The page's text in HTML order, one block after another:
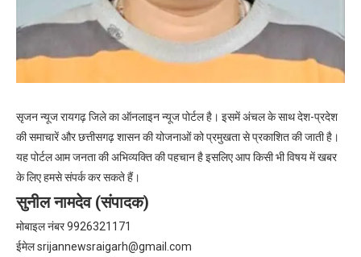
सृजन न्यूज रायगढ़ जिले का ऑनलाइन न्यूज पोर्टल है। इसमें अंचल के साथ देश-प्रदेश
की समाचारें और छत्तीसगढ़ शासन की योजनाओं को प्रमुखता से प्रकाशित की जाती है।
यह पोर्टल आम जनता की अभिव्यक्ति की पहचान है इसलिए आप किसी भी विषय में खबर
के लिए हमसे संपर्क कर सकते हैं।
सुनील नामदेव (संपादक)
मोबाइल नंबर 9926321171
ईमेलsrijannewsraigarh@gmail.com